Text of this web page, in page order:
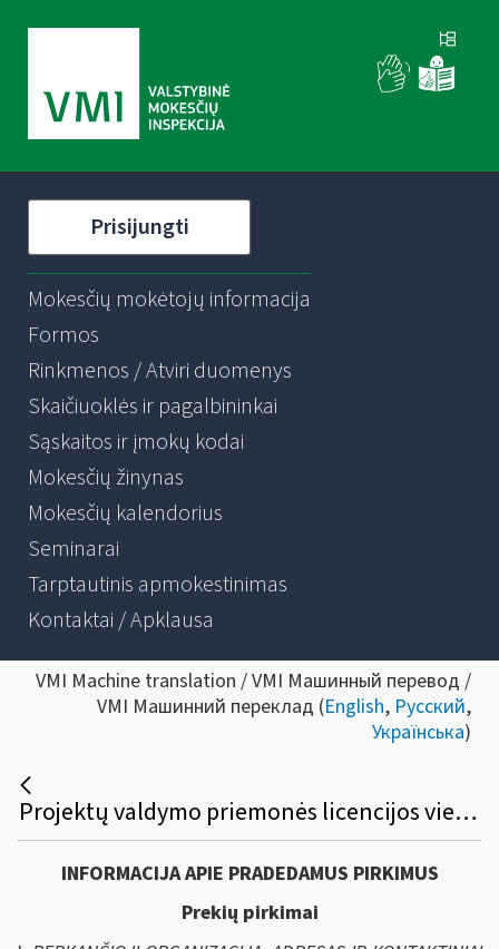
Prisijungti
Mokesčių mokėtojų informacija
Formos
Rinkmenos / Atviri duomenys
Skaičiuoklės ir pagalbininkai
Sąskaitos ir įmokų kodai
Mokesčių žinynas
Mokesčių kalendorius
Seminarai
Tarptautinis apmokestinimas
Kontaktai / Apklausa
VMI Machine translation / VMI Машинный перевод /
VMI Машинний переклад (English, Русский,
Українська)
Projektų valdymo priemonės licencijos viešasis pirkimas
INFORMACIJA APIE PRADEDAMUS PIRKIMUS
Prekių pirkimai